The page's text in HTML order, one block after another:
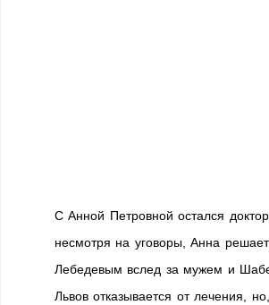
С Анной Петровной остался
несмотря на уговоры, Анна
Лебедевым вслед за мужем и
Львов отказывается от лечения,